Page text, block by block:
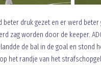
beter druk gezet en er werd
zag worden door de keeper.
de bal in de goal en stond
het randje van het